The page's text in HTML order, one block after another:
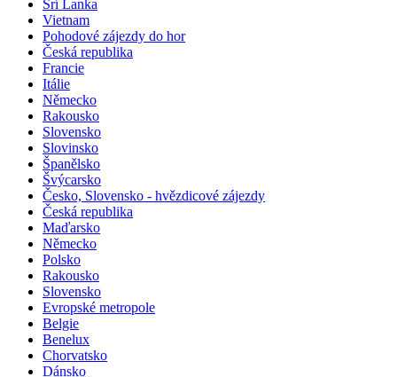
Spojené státy americké
Srí Lanka
Vietnam
Pohodové zájezdy do hor
Česká republika
Francie
Itálie
Německo
Rakousko
Slovensko
Slovinsko
Španělsko
Švýcarsko
Česko, Slovensko - hvězdicové zájezdy
Česká republika
Maďarsko
Německo
Polsko
Rakousko
Slovensko
Evropské metropole
Belgie
Benelux
Chorvatsko